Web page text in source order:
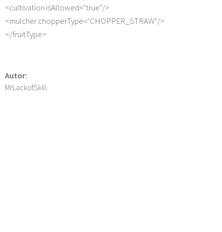
<cultivation isAllowed="true"/>
<mulcher chopperType="CHOPPER_STRAW"/>
</fruitType>
Autor:
MrLackofSkill